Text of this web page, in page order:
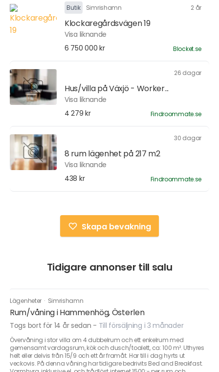
Butik Simrishamn 2 år
Klockaregårdsvägen 19
Visa liknande
6 750 000 kr
Blocket.se
26 dagar
Hus/villa på Växjö - Worker...
Visa liknande
4 279 kr
Findroommate.se
30 dagar
8 rum lägenhet på 217 m2
Visa liknande
438 kr
Findroommate.se
Skapa bevakning
Tidigare annonser till salu
Lägenheter · Simrishamn
Rum/våning i Hammenhög, Österlen
Togs bort för 14 år sedan - Till försäljning i 3 månader
Övervåning i stor villa om 4 dubbelrum och ett enkelrum med
gemensamt vardagsrum, kök och dusch/toalett, ca: 100 m². Uthyres
helt eller delvis från 15/9 och ett år framåt. Har till i dag hyrts ut
veckovis. På denna våning har tidigare bedrivits Bed and Breakfast.